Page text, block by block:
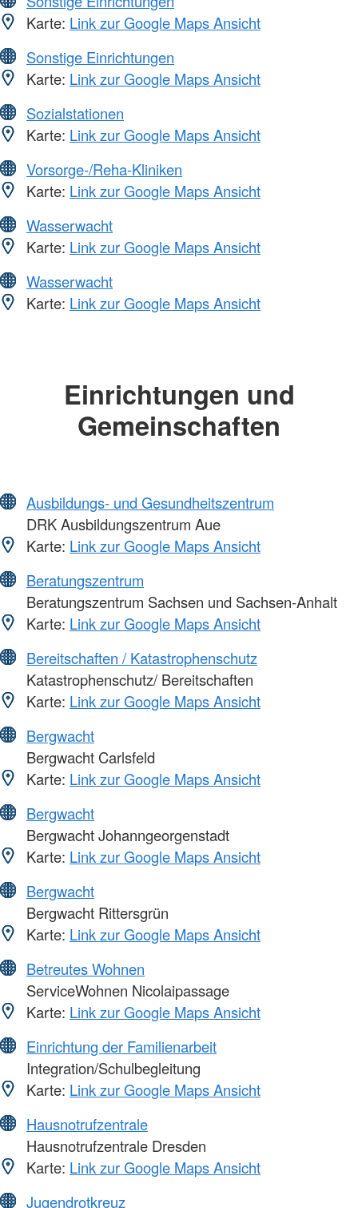
Karte: Link zur Google Maps Ansicht
Sonstige Einrichtungen
Karte: Link zur Google Maps Ansicht
Sozialstationen
Karte: Link zur Google Maps Ansicht
Vorsorge-/Reha-Kliniken
Karte: Link zur Google Maps Ansicht
Wasserwacht
Karte: Link zur Google Maps Ansicht
Wasserwacht
Karte: Link zur Google Maps Ansicht
Einrichtungen und
Gemeinschaften
Ausbildungs- und Gesundheitszentrum
DRK Ausbildungszentrum Aue
Karte: Link zur Google Maps Ansicht
Beratungszentrum
Beratungszentrum Sachsen und Sachsen-Anhalt
Karte: Link zur Google Maps Ansicht
Bereitschaften / Katastrophenschutz
Katastrophenschutz/ Bereitschaften
Karte: Link zur Google Maps Ansicht
Bergwacht
Bergwacht Carlsfeld
Karte: Link zur Google Maps Ansicht
Bergwacht
Bergwacht Johanngeorgenstadt
Karte: Link zur Google Maps Ansicht
Bergwacht
Bergwacht Rittersgrün
Karte: Link zur Google Maps Ansicht
Betreutes Wohnen
ServiceWohnen Nicolaipassage
Karte: Link zur Google Maps Ansicht
Einrichtung der Familienarbeit
Integration/Schulbegleitung
Karte: Link zur Google Maps Ansicht
Hausnotrufzentrale
Hausnotrufzentrale Dresden
Karte: Link zur Google Maps Ansicht
Jugendrotkreuz